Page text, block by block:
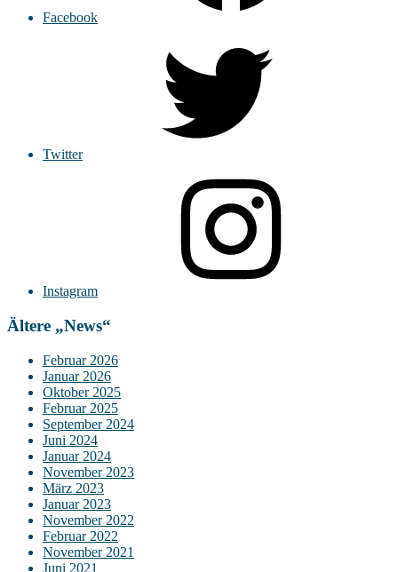
Facebook
Twitter
Instagram
Ältere „News“
Februar 2026
Januar 2026
Oktober 2025
Februar 2025
September 2024
Juni 2024
Januar 2024
November 2023
März 2023
Januar 2023
November 2022
Februar 2022
November 2021
Juni 2021